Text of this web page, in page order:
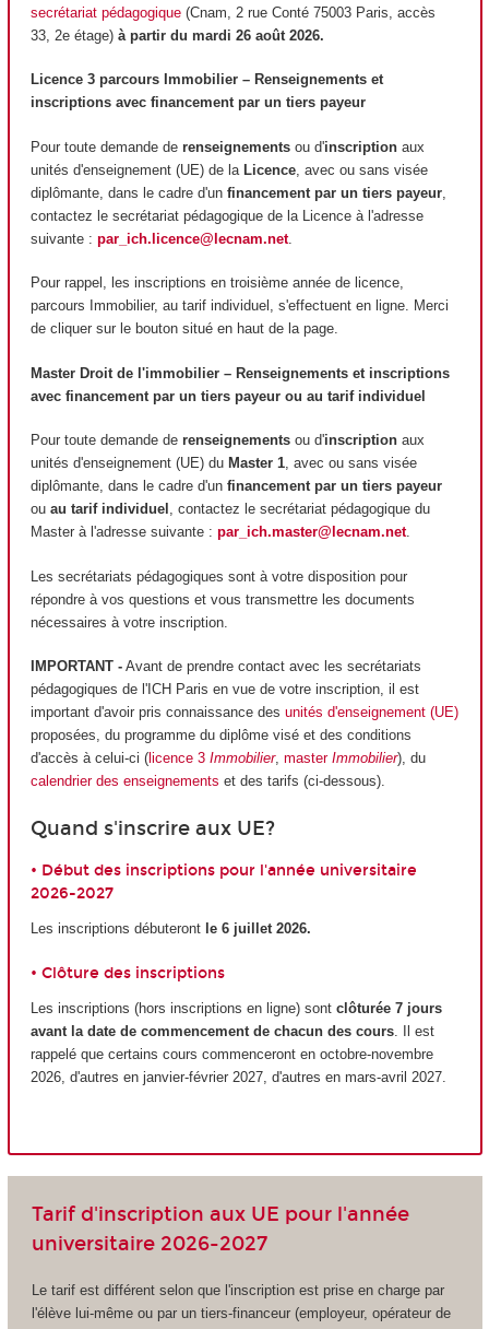
secrétariat pédagogique (Cnam, 2 rue Conté 75003 Paris, accès
33, 2e étage) à partir du mardi 26 août 2026.
Licence 3 parcours Immobilier – Renseignements et
inscriptions avec financement par un tiers payeur
Pour toute demande de renseignements ou d'inscription aux
unités d'enseignement (UE) de la Licence , avec ou sans visée
diplômante, dans le cadre d'un financement par un tiers payeur
contactez le secrétariat pédagogique de la Licence à l'adresse
suivante : par_ich.licence@lecnam.net.
Pour rappel, les inscriptions en troisième année de licence,
parcours Immobilier, au tarif individuel, s'effectuent en ligne. Merci
de cliquer sur le bouton situé en haut de la page.
Master Droit de l'immobilier – Renseignements et inscriptions
avec financement par un tiers payeur ou au tarif individuel
Pour toute demande de renseignements ou d'inscription aux
unités d'enseignement (UE) du Master 1, avec ou sans visée
diplômante, dans le cadre d'un financement par un tiers payeur
ou au tarif individuel , contactez le secrétariat pédagogique du
Master à l'adresse suivante : par_ich.master@lecnam.net.
Les secrétariats pédagogiques sont à votre disposition pour
répondre à vos questions et vous transmettre les documents
nécessaires à votre inscription.
IMPORTANT - Avant de prendre contact avec les secrétariats
pédagogiques de l'ICH Paris en vue de votre inscription, il est
important d'avoir pris connaissance des unités d'enseignement (UE)
proposées, du programme du diplôme visé et des conditions
d'accès à celui-ci ( licence 3 Immobilier, masterImmobilier), du
calendrier des enseignements et des tarifs (ci-dessous).
Quand s'inscrire aux UE?
• Début des inscriptions pour l'année universitaire
2026-2027
Les inscriptions débuteront le 6 juillet2026.
• Clôture des inscriptions
Les inscriptions (hors inscriptions en ligne) sont clôturée 7 jours
avant la date de commencement de chacun des cours. Il est
rappelé que certains cours commenceront en octobre-novembre
2026, d'autres en janvier-février 2027, d'autres en mars-avril 2027.
Tarif d'inscription aux UE pour l'année
universitaire 2026-2027
Le tarif est différent selon que l'inscription est prise en charge par
l'élève lui-même ou par un tiers-financeur (employeur, opérateur de